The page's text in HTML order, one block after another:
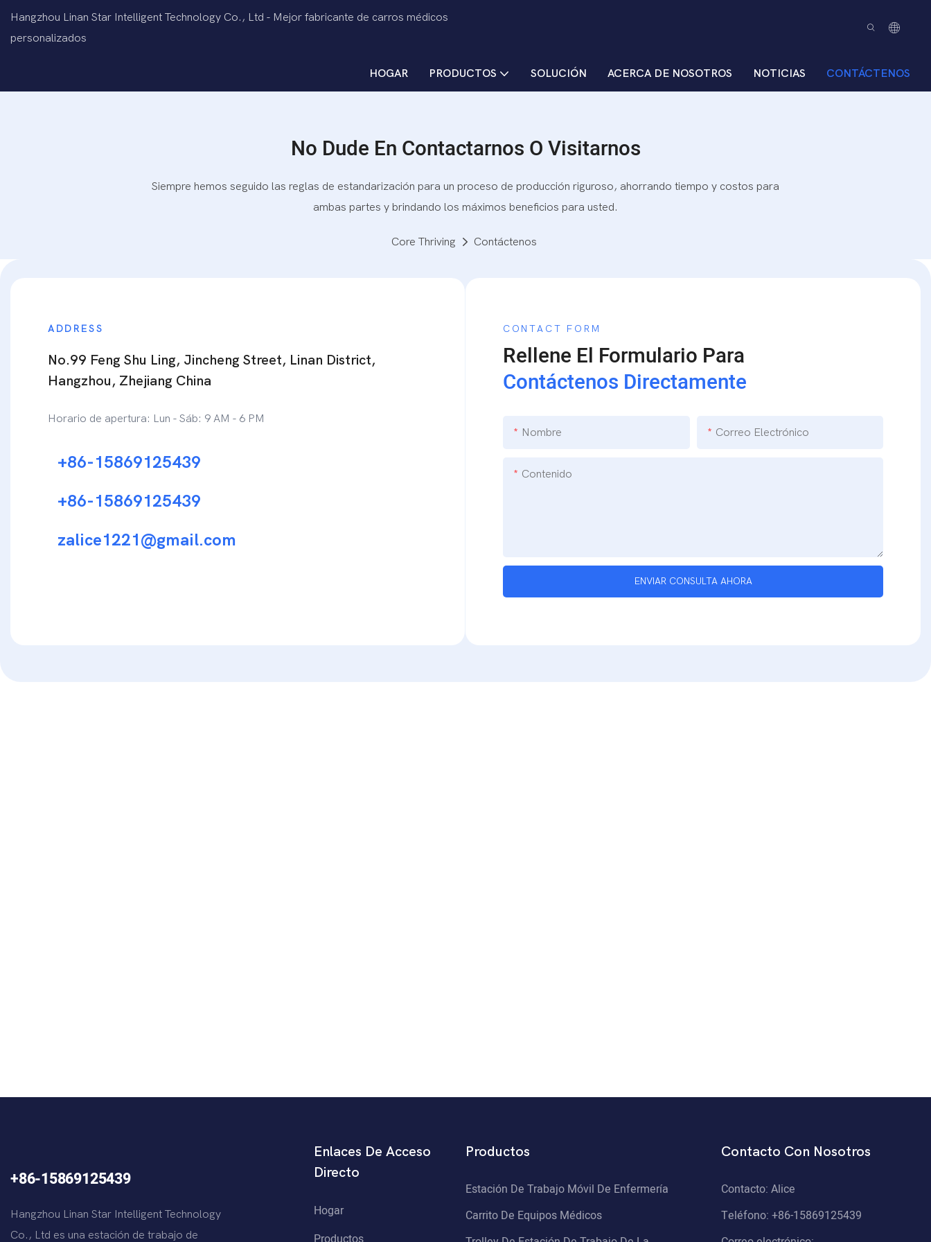
Hangzhou Linan Star Intelligent Technology Co., Ltd - Mejor fabricante de carros médicos
personalizados
HOGAR PRODUCTOS SOLUCIÓN ACERCA DE NOSOTROS NOTICIAS CONTÁCTENOS
No Dude En Contactarnos O Visitarnos
Siempre hemos seguido las reglas de estandarización para un proceso de producción riguroso, ahorrando tiempo y costos para
ambas partes y brindando los máximos beneficios para usted.
Core Thriving Contáctenos
ADDRESS
No.99 Feng Shu Ling, Jincheng Street, Linan District,
Hangzhou, Zhejiang China
Horario de apertura: Lun - Sáb: 9 AM - 6 PM
+86-15869125439
+86-15869125439
zalice1221@gmail.com
CONTACT FORM
Rellene El Formulario Para
Contáctenos Directamente
Nombre Correo Electrónico
Contenido
ENVIAR CONSULTA AHORA
+86-15869125439
Hangzhou Linan Star Intelligent Technology
Co., Ltd es una estación de trabajo de
Enlaces De Acceso
Directo
Hogar
Productos
Estación De Trabajo Móvil De Enfermería
Carrito De Equipos Médicos
Contacto Con Nosotros
Contacto: Alice
Teléfono: +86-15869125439